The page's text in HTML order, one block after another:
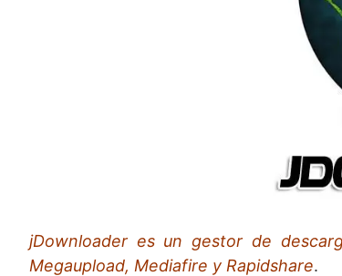
jDownloader es un gestor de
Megaupload, Mediafire y Rapidshare.